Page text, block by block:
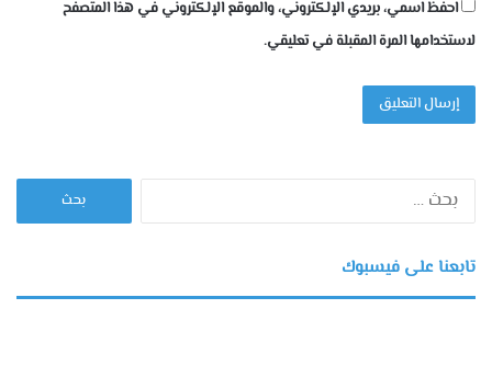
احفظ اسمي، بريدي الإلكتروني، والموقع الإلكتروني في هذا المتصفح
لاستخدامها المرة المقبلة في تعليقي.
تابعنا على فيسبوك